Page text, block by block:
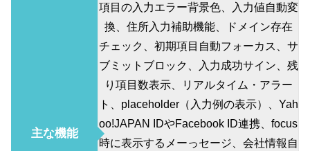
主な機能
項目の入力エラー背景色、入力値自動変
換、住所入力補助機能、ドメイン存在
チェック、初期項目自動フォーカス、サ
ブミットブロック、入力成功サイン、残
り項目数表示、リアルタイム・アラー
ト、placeholder（入力例の表示）、Yah
oo!JAPAN IDやFacebook ID連携、focus
時に表示するメーっセージ、会社情報自